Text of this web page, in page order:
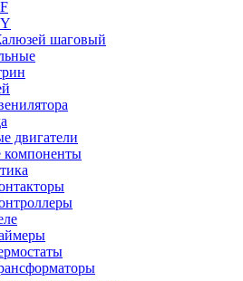
шаговый
двигатели
компоненты